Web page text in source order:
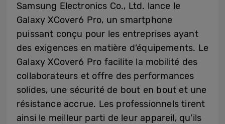
Samsung Electronics Co., Ltd. lance le
Galaxy XCover6 Pro, un smartphone
puissant conçu pour les entreprises ayant
des exigences en matière d’équipements. Le
Galaxy XCover6 Pro facilite la mobilité des
collaborateurs et offre des performances
solides, une sécurité de bout en bout et une
résistance accrue. Les professionnels tirent
ainsi le meilleur parti de leur appareil, qu’ils